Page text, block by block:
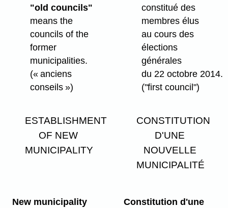
"old councils"
means the
councils of the
former
municipalities.
(« anciens
conseils »)
constitué des
membres élus
au cours des
élections
générales
du 22 octobre 2014.
("first council")
ESTABLISHMENT
OF NEW
MUNICIPALITY
CONSTITUTION
D'UNE
NOUVELLE
MUNICIPALITÉ
New municipality
Constitution d'une